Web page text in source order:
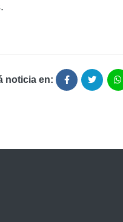
noticia en: